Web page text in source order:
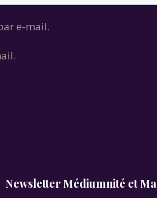
e-mail.
Newsletter Médiumnité et